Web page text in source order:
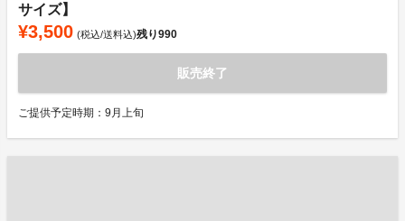
サイズ】
¥3,500 (税込/送料込)残り990
販売終了
ご提供予定時期：9月上旬